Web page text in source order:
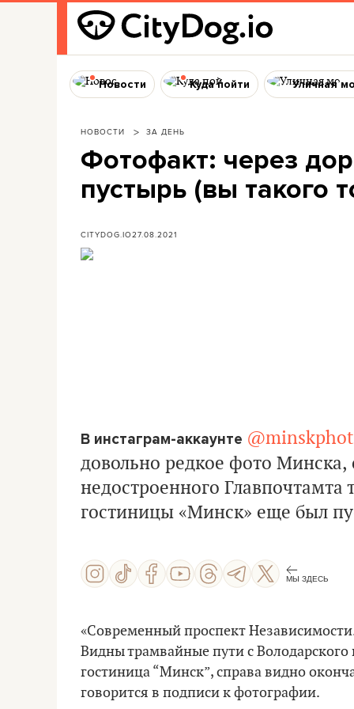
Новости Куда пойти Уличная
НОВОСТИ ЗА ДЕНЬ
Фотофакт: через
пустырь (вы такого
CITYDOG.IO27.08.2021
В инстаграм-аккаунте
довольно редкое фото Минска,
недостроенного Главпочтамта
гостиницы «Минск» еще был
МЫ ЗДЕСЬ
«Современный проспект
Видны трамвайные пути с Володарского
гостиница “Минск”, справа видно
говорится в подписи к фотографии.